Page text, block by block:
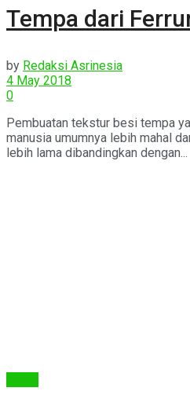
Tempa dari
by Redaksi Asrinesia
4 May 2018
0
Pembuatan tekstur besi tempa
manusia umumnya lebih mahal
lebih lama dibandingkan dengan...